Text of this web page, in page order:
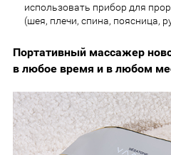
использовать прибор для
(шея, плечи, спина, поясница,
Портативный массажер
в любое время и в любом